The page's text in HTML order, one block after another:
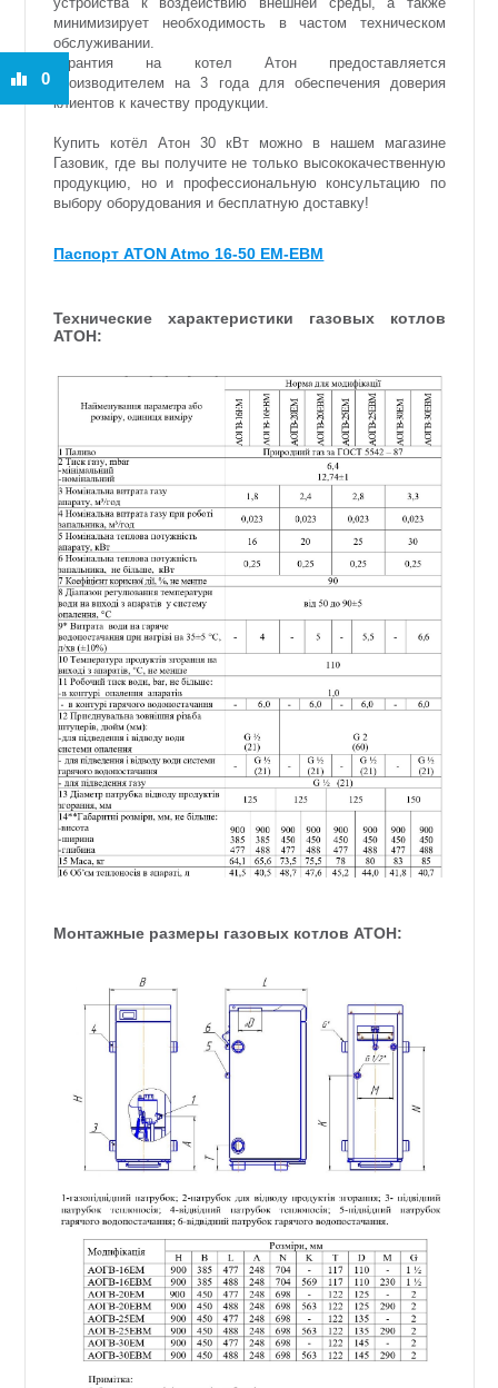
минимизирует необходимость в частом техническом
обслуживании.
Гарантия на котел Атон предоставляется
производителем на 3 года для обеспечения доверия
клиентов к качеству продукции.
Купить котёл Атон 30 кВт можно в нашем магазине
Газовик, где вы получите не только высококачественную
продукцию, но и профессиональную консультацию по
выбору оборудования и бесплатную доставку!
Паспорт ATON Atmo 16-50 EМ-EВМ
Технические характеристики газовых котлов
АТОН:
Монтажные размеры газовых котлов АТОН:
0